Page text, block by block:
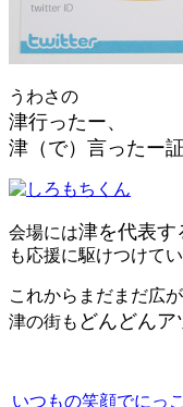
うわさの
津行ったー、
津（で）言ったー
会場には津を代表す
も応援に駆けつけてい
これからまだまだ広
津の街も どんどん
いつもの笑顔でにっ